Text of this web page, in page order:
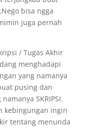
bisa ngga
juga pernah
/ Tugas Akhir
menghadapi
yang namanya
pusing dan
SKRIPSI.
kebingungan ingin
tentang menunda